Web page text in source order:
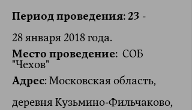
Период проведения: 23 -
28 января 2018 года.
Место проведение: СОБ
"Чехов"
Адрес: Московская область,
деревня Кузьмино-Фильчаково,